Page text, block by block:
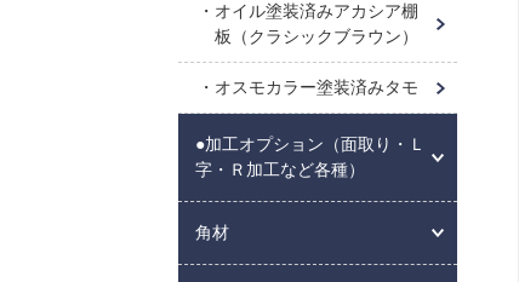
オイル塗装済みアカシア棚
板（クラシックブラウン）
オスモカラー塗装済みタモ
●加工オプション（面取り・Ｌ
字・Ｒ加工など各種）
角材